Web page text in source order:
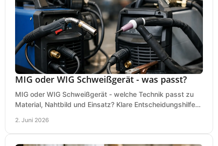
MIG oder WIG Schweißgerät - was passt?
MIG oder WIG Schweißgerät - welche Technik passt zu
Material, Nahtbild und Einsatz? Klare Entscheidungshilfe
2. Juni 2026